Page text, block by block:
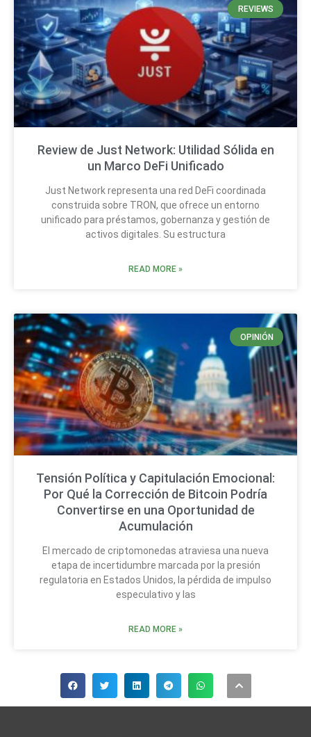
REVIEWS
Review de Just Network: Utilidad Sólida en
un Marco DeFi Unificado
Just Network representa una red DeFi coordinada
construida sobre TRON, que ofrece un entorno
unificado para préstamos, gobernanza y gestión de
activos digitales. Su estructura
READ MORE »
OPINIÓN
Tensión Política y Capitulación Emocional:
Por Qué la Corrección de Bitcoin Podría
Convertirse en una Oportunidad de
Acumulación
El mercado de criptomonedas atraviesa una nueva
etapa de incertidumbre marcada por la presión
regulatoria en Estados Unidos, la pérdida de impulso
especulativo y las
READ MORE »